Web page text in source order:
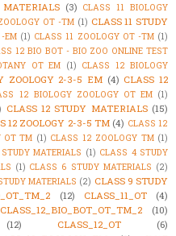
MATERIALS (3) CLASS 11 BIOLOGY
OT -TM (1) CLASS 11 STUDY
EM (1) CLASS 11 ZOOLOGY OT -TM (1)
12 BIO BOT - BIO ZOO ONLINE TEST
OT EM (1) CLASS 12 BIOLOGY
ZOOLOGY 2-3-5 EM (4) CLASS 12
12 BIOLOGY ZOOLOGY OT EM (1)
CLASS 12 STUDY MATERIALS (15)
12 ZOOLOGY 2-3-5 TM (4) CLASS 12
OT TM (1) CLASS 12 ZOOLOGY TM (1)
MATERIALS (1) CLASS 4 STUDY
(1) CLASS 6 STUDY MATERIALS (2)
MATERIALS (2) CLASS 9 STUDY
(12) CLASS_11_OT
(4)
CLASS_12_BIO_BOT_OT_TM_2
(10)
(12) CLASS_12_OT
(6)